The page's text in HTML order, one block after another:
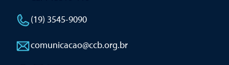
(19) 3545-9090
comunicacao@ccb.org.br